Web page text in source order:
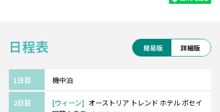
リンク(環状道路)の内側に見所が集中してい
【ターキッシュエアラインズ】
受賞歴のある機内食や、長時間のフライトに
トルコはもちろん、ヨーロッパ行きの路線が
日程表 簡易版 詳細版
1日目 機中泊
2日目 ウィーン
オーストリア トレンド ホテル ボセイ